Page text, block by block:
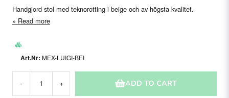
Handgjord stol med teknorotting i beige och av högsta kvalitet.
Read more
MEX-LUIGI-BEI
- + ADD TO CART